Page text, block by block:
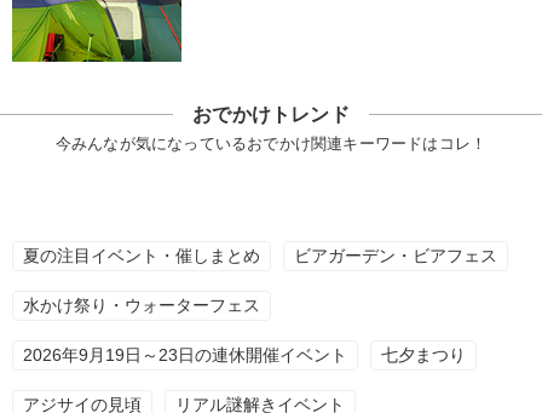
おでかけトレンド
今みんなが気になっているおでかけ関連キーワードはコレ！
夏の注目イベント・催しまとめ ビアガーデン・ビアフェス
水かけ祭り・ウォーターフェス
2026年9月19日～23日の連休開催イベント 七夕まつり
アジサイの見頃 リアル謎解きイベント